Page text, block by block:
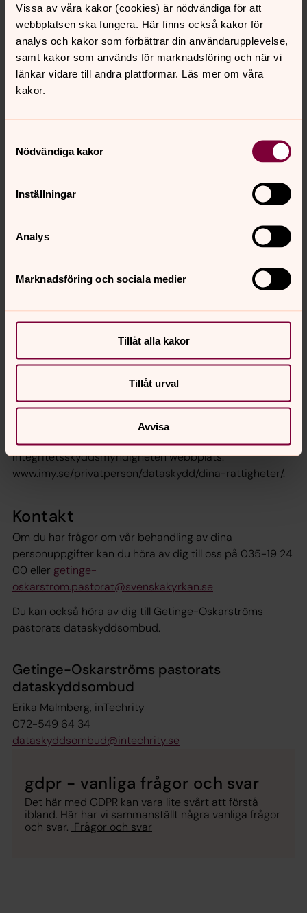
Vissa av våra kakor (cookies) är nödvändiga för att
webbplatsen ska fungera. Här finns också kakor för
analys och kakor som förbättrar din användarupplevelse,
samt kakor som används för marknadsföring och när vi
länkar vidare till andra plattformar. Läs mer om våra
kakor.
Nödvändiga kakor
Inställningar
Analys
Marknadsföring och sociala medier
Tillåt alla kakor
Tillåt urval
Avvisa
Rätt att ta tillbaka samtycke
Vad gäller behandling som utförs med stöd av ett
samtycke kan du alltid ta tillbaka ditt samtycke när som
helst, och då ska personuppgifterna upphöra att
behandlas. Behandling som utfördes innan samtycket
Rätt att flytta dina personuppgifter
Automatiserad behandling (t.ex. i ett IT-system) som
utförs med stöd av samtycke eller avtal där
av rätten till dataportabilitet, vilken innebär att du har en
rätt att begära ut dina personuppgifter i ett format som
är strukturerat, allmänt använt och maskinläsbart och,
om det är tekniskt möjligt, få dessa personuppgifter
Om din begäran är uppenbart ogrundad eller orimlig, till
exempel om du vid upprepade tillfällen begär samma
sak, kan vi komma att ta ut en avgift eller neka din
Du kan läsa mer om dina rättigheter på
Integritetsskyddsmyndigheten webbplats:
www.imy.se/privatperson/dataskydd/dina-rattigheter/.
Kontakt
Om du har frågor om vår behandling av dina
personuppgifter kan du höra av dig till oss på 035-19 24
00 eller getinge-
oskarstrom.pastorat@svenskakyrkan.se
Du kan också höra av dig till Getinge-Oskarströms
pastorats dataskyddsombud.
Getinge-Oskarströms pastorats
dataskyddsombud
Erika Malmberg, inTechrity
072-549 64 34
dataskyddsombud@intechrity.se
gdpr - vanliga frågor och svar
Det här med GDPR kan vara lite svårt att förstå
ibland. Här har vi sammanställt några vanliga frågor
och svar. Frågor och svar